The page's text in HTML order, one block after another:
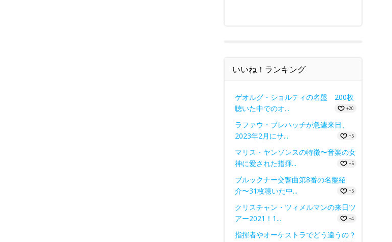
いいね！ランキング
ゲオルグ・ショルティの名盤 200枚
聴いた中でのオ...
+20
ラファウ・ブレハッチが急遽来日、
2023年2月にサ...
+5
マリス・ヤンソンスの特徴〜音楽の女
神に愛された指揮...
+5
ブルックナー交響曲第8番の名盤紹
介〜31枚聴いた中...
+5
クリスチャン・ツィメルマンの来日ツ
アー2021！1...
+4
指揮者やオーケストラでどう違うの？